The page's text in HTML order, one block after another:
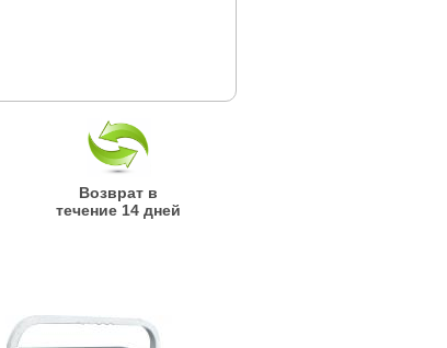
Возврат в
течение 14 дней